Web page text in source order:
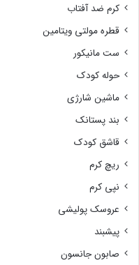
کرم ضد آفتاب
قطره مولتی ویتامین
ست مانیکور
حوله کودک
ماشین شارژی
بند پستانک
قاشق کودک
ریچ کرم
نپی کرم
عروسک پولیشی
پیشبند
صابون جانسون